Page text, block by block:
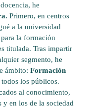
he
. Primero, en centros
a la universidad
la formación
titulada. Tras impartir
segmento, he
ámbito: Formación
todos los públicos.
al conocimiento,
y en los de la sociedad